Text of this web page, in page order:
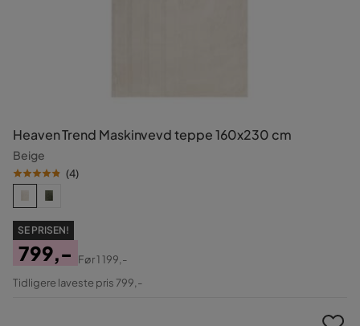
Heaven Trend Maskinvevd teppe 160x230 cm
Beige
(4)
SE PRISEN!
Pris
799,-
Original
Før1 199,-
Tidligere laveste pris 799,-